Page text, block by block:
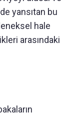
yansıtan bu
hale
arasındaki